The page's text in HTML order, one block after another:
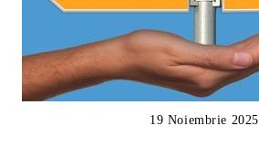
19 Noiembrie 2025